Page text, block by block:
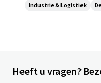
Industrie & Logistiek
Heeft u vragen?